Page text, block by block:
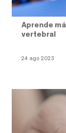
Aprende
vertebral
24 ago 2023